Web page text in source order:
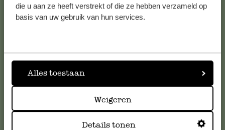
die u aan ze heeft verstrekt of die ze hebben verzameld op
basis van uw gebruik van hun services.
Alles toestaan
Weigeren
Details tonen
Falls Sie Fragen haben oder Tipps und Hilfe brauchen, wenden
Sie sich bitte an unseren Kundenservice. Oder lesen Sie hier